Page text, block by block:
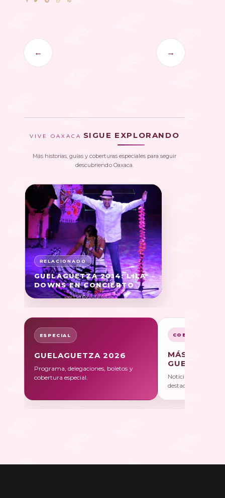
← →
VIVE OAXACA SIGUE EXPLORANDO
Más historias, guías y coberturas especiales para seguir
descubriendo Oaxaca.
GUELAGUETZA 2014: LILA
DOWNS EN CONCIERTO
ESPECIAL
GUELAGUETZA 2026
Programa, delegaciones, boletos y
cobertura especial.
COBERTURA
MÁS SOBRE
Noticias, galerías y
destacadas.